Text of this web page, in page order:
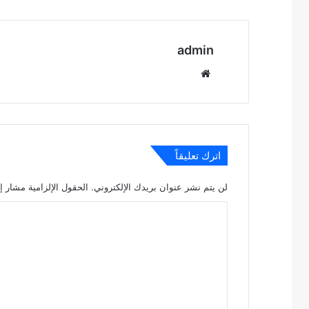
admin
اترك تعليقاً
لن يتم نشر عنوان بريدك الإلكتروني. الحقول الإلزامية مشار